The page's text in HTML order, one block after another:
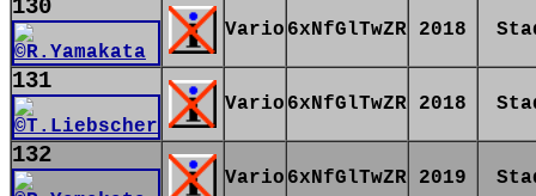
130
Vario 6xNfGlTwZR 2018
131
Vario 6xNfGlTwZR 2018
132
Vario 6xNfGlTwZR 2019